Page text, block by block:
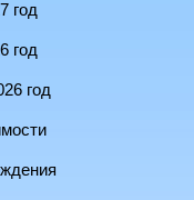
год
год
год